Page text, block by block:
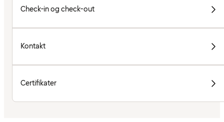
Check-in og check-out
Kontakt
Certifikater